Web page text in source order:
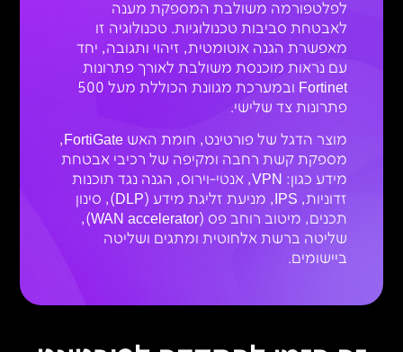
לפלטפורמה משולבת המספקת מענה
לאבטחת סביבות טכנולוגיות. טכנולוגיה זו
מאפשרת הגנה אוטומטית, זיהוי ותגובה, יחד
עם נראות מוכנסת משולבת לאורך פתרונות
Fortinet ובמערכת מגוונת הכוללת מעל 500
פתרונות צד שלישי.
מוצר הדגל של פורטינט, חומת האש FortiGate,
מספקת קשת רחבה ומקיפה של רכיבי אבטחת
מידע כגון: VPN, אנטי-וירוס, הגנה נגד תוכנות
זדוניות, IPS, מניעת זליגת מידע (DLP), סינון
תכנים, מיטוב רוחב פס (WAN accelerator),
שליטה ברשת אלחוטית ומתגים ושליטה
ביישומים.